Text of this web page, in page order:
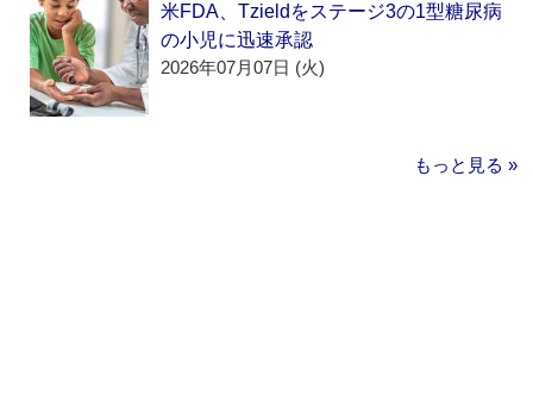
米FDA、Tzieldをステージ3の1型糖尿病
の小児に迅速承認
2026年07月07日 (火)
もっと見る »